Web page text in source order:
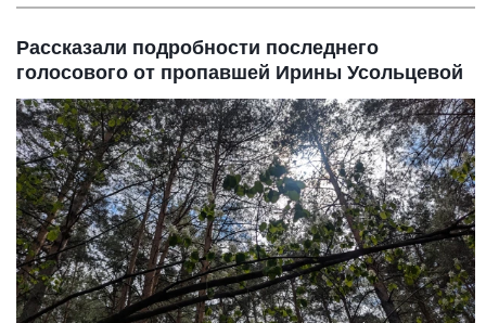
Рассказали подробности последнего
голосового от пропавшей Ирины Усольцевой